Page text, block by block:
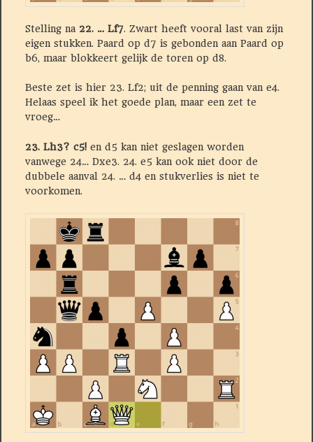
Stelling na 22. … Lf7. Zwart heeft vooral last van zijn
eigen stukken. Paard op d7 is gebonden aan Paard op
b6, maar blokkeert gelijk de toren op d8.
Beste zet is hier 23. Lf2; uit de penning gaan van e4.
Helaas speel ik het goede plan, maar een zet te
vroeg…
23. Lh3? c5!en d5 kan niet geslagen worden
vanwege 24… Dxe3. 24. e5 kan ook niet door de
dubbele aanval 24. … d4 en stukverlies is niet te
voorkomen.